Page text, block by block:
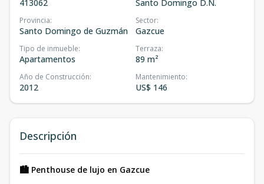
413062 Santo Domingo D.N.
Provincia:
Santo Domingo de Guzmán
Sector:
Gazcue
Tipo de inmueble:
Apartamentos
Terraza:
89 m²
Año de Construcción:
2012
Mantenimiento:
US$ 146
Descripción
🏙 Penthouse de lujo en Gazcue